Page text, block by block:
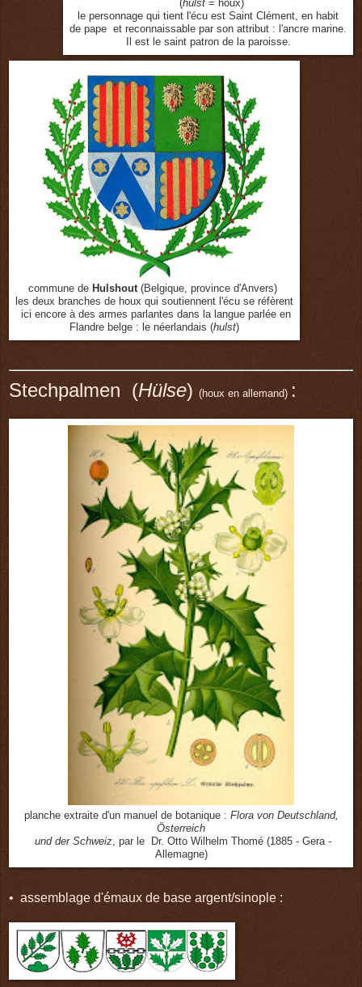
(hulst= houx)
le personnage qui tient l'écu est Saint Clément, en habit
de pape et reconnaissable par son attribut : l'ancre marine.
Il est le saint patron de la paroisse.
commune de Hulshout (Belgique, province d'Anvers)
les deux branches de houx qui soutiennent l'écu se réfèrent
ici encore à des armes parlantes dans la langue parlée en
Flandre belge : le néerlandais (hulst)
Stechpalmen (Hülse) (houx en allemand) :
planche extraite d'un manuel de botanique : Flora von Deutschland,
Österreich
und der Schweiz, par le Dr. Otto Wilhelm Thomé (1885 - Gera -
Allemagne)
• assemblage d'émaux de base argent/sinople :